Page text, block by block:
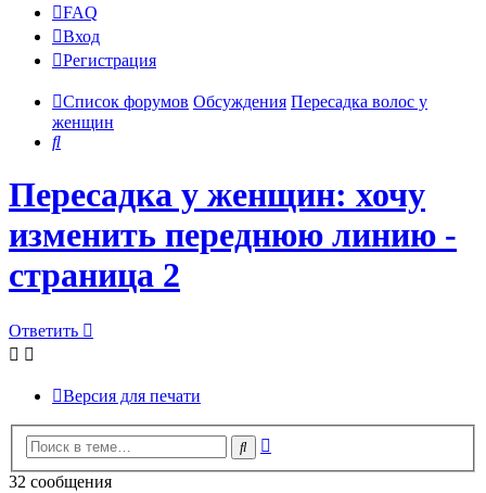
FAQ
Вход
Регистрация
Список форумов Обсуждения Пересадка волос у
женщин
Поиск
Пересадка у женщин: хочу
изменить переднюю линию -
страница 2
Ответить
Версия для печати
Поиск
32 сообщения